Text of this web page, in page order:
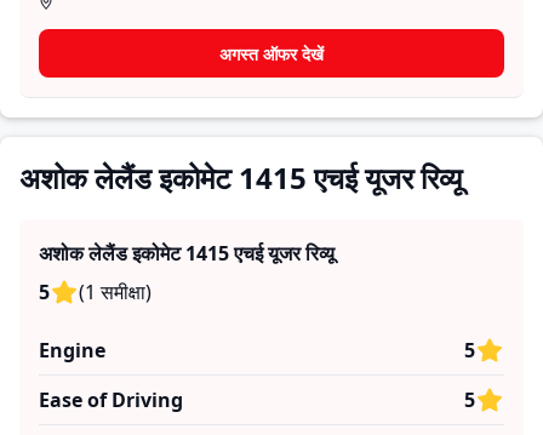
और विश्वसनीयता के बारे में व्यावहारिक जानकारी देते हैं, जिससे भविष्य के
खरीदार यह तय कर सकते हैं कि क्याअशोक लेलैंड इकोमेट 1415 एचई
उनकी जरूरतों के लिए सही है।
अगस्त ऑफर देखें
अशोक लेलैंड इकोमेट 1415 एचई यूजर रिव्यू
अशोक लेलैंड इकोमेट 1415 एचईयूजर रिव्यू
5
(1 समीक्षा)
Engine
5
Ease of Driving
5